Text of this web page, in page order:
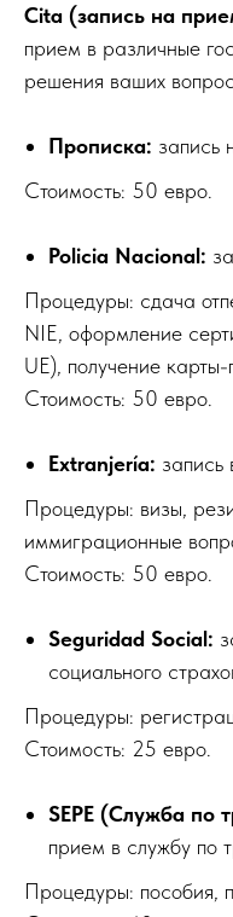
Cita (запись на
прием в различные
решения ваших
Прописка: запись
Стоимость: 50 евро.
Policia Nacional:
Процедуры: сдача
NIE, оформление
UE), получение
Стоимость: 50 евро.
Extranjería: запись
Процедуры: визы,
иммиграционные
Стоимость: 50 евро.
Seguridad Social:
социального
Процедуры:
Стоимость: 25 евро.
SEPE (Служба по
прием в службу по
Процедуры: пособия,